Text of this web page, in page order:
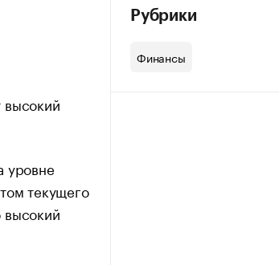
высокий
уровне
текущего
высокий
Рубрики
Финансы